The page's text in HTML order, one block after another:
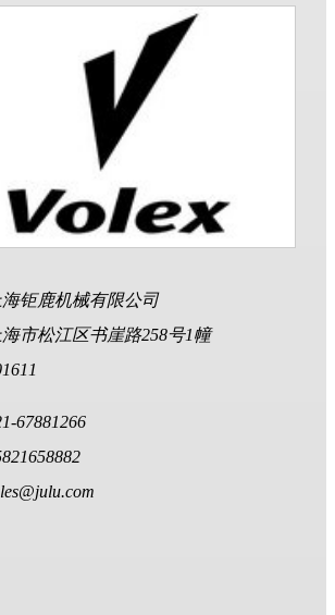
海钜鹿机械有限公司
海市松江区书崖路258号1幢
67881266